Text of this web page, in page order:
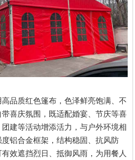
品质红色篷布，色泽鲜亮饱满、不
喜庆氛围，既适配婚宴、节庆等喜
建等活动增添活力，与户外环境相
铝合金框架，结构稳固、抗风防
效遮挡烈日、抵御风雨，为用餐人